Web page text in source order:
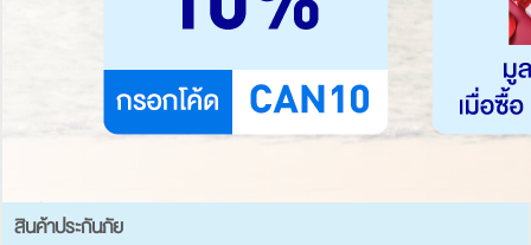
สินค้าประกันภัย